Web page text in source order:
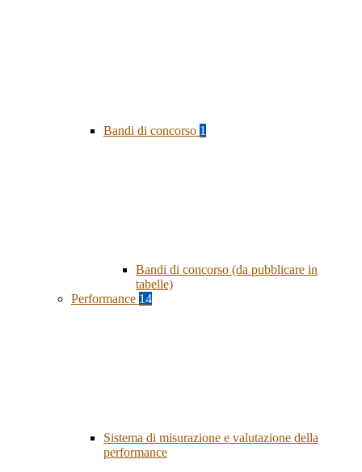
Bandi di concorso 1
Bandi di concorso (da pubblicare in
tabelle)
Performance 14
Sistema di misurazione e valutazione della
performance